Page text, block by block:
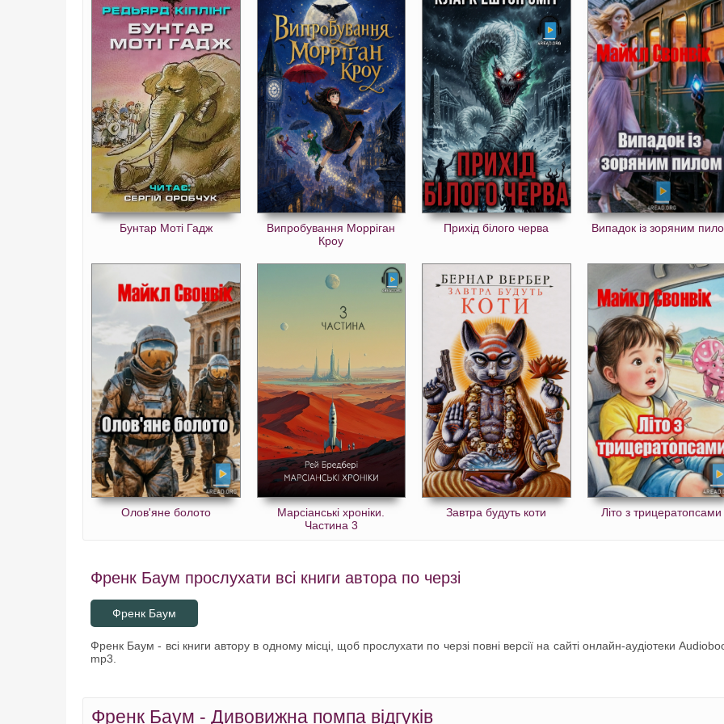
Бунтар Моті Гадж
Випробування Морріган
Кроу
Прихід білого черва Випадок із зоряним
Олов'яне болото
Марсіанські хроніки.
Частина 3
Завтра будуть коти Літо з трицератопсами
Френк Баум прослухати всі книги автора по черзі
Френк Баум
Френк Баум - всі книги автору в одному місці, щоб прослухати по черзі повні версії на сайті онлайн-аудіотеки
mp3.
Френк Баум - Дивовижна помпа відгуків